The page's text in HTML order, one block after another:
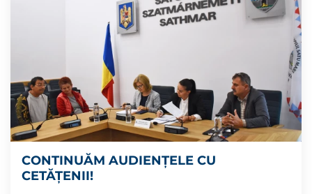
CONTINUĂM AUDIENȚELE CU
CETĂȚENII!